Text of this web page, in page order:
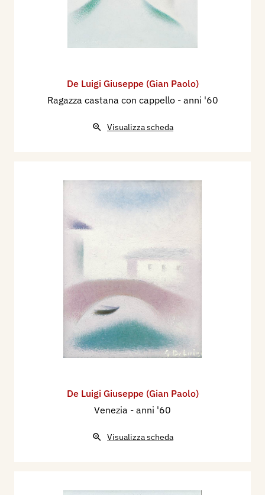
De Luigi Giuseppe (Gian Paolo)
Ragazza castana con cappello - anni '60
Visualizza scheda
De Luigi Giuseppe (Gian Paolo)
Venezia - anni '60
Visualizza scheda